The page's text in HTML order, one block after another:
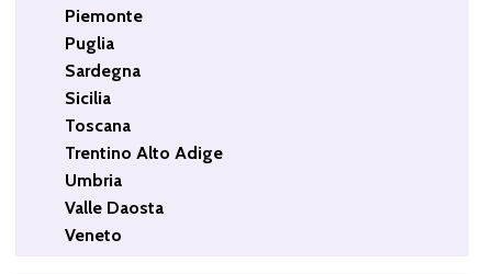
Piemonte
Puglia
Sardegna
Sicilia
Toscana
Trentino Alto Adige
Umbria
Valle Daosta
Veneto